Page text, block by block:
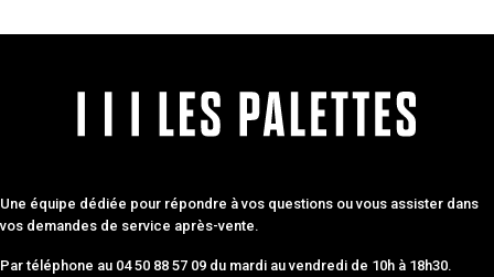
Une équipe dédiée pour répondre à vos questions ou vous assister dans
vos demandes de service après-vente.
Par téléphone au 04 50 88 57 09 du mardi au vendredi de 10h à 18h30.